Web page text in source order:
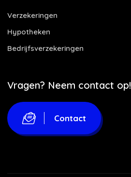
Verzekeringen
Hypotheken
Bedrijfsverzekeringen
Vragen? Neem contact op!
Contact